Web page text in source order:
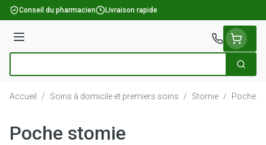
Aller au contenu
Conseil du pharmacien Livraison rapide
Menu
Accueil / Soins à domicile et premiers soins / Stomie / Poche
Poche stomie